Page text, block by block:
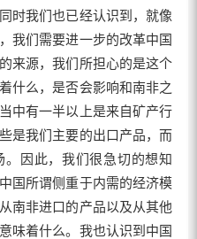
时我们也已经认识到，就像
我们需要进一步的改革中国
来源，我们所担心的是这个
什么，是否会影响和南非之
中有一半以上是来自矿产行
是我们主要的出口产品，而
因此，我们很急切的想知
国所谓侧重于内需的经济模
南非进口的产品以及从其他
味着什么。我也认识到中国